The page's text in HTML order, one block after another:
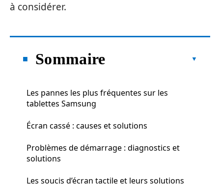
à considérer.
Sommaire
Les pannes les plus fréquentes sur les
tablettes Samsung
Écran cassé : causes et solutions
Problèmes de démarrage : diagnostics et
solutions
Les soucis d’écran tactile et leurs solutions